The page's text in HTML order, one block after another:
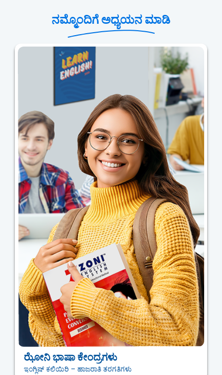
ನಮ್ಮೊಂದಿಗೆ ಅಧ್ಯಯನ ಮಾಡಿ
ಝೋನಿ ಭಾಷಾ ಕೇಂದ್ರಗಳು
ಇಂಗ್ಲಿಷ್ ಕಲಿಯಿರಿ – ಹಾಜರಾತಿ ತರಗತಿಗಳು